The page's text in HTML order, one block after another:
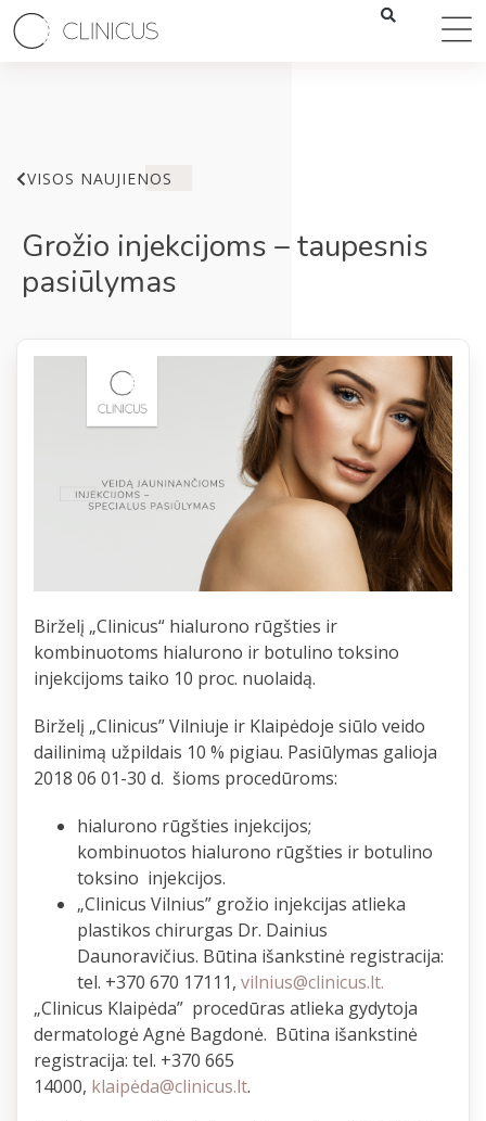
VISOS NAUJIENOS
Grožio injekcijoms – taupesnis
pasiūlymas
Birželį „Clinicus“ hialurono rūgšties ir
kombinuotoms hialurono ir botulino toksino
injekcijoms taiko 10 proc. nuolaidą.
Birželį „Clinicus” Vilniuje ir Klaipėdoje siūlo veido
dailinimą užpildais 10 % pigiau. Pasiūlymas galioja
2018 06 01-30 d. šioms procedūroms:
hialurono rūgšties injekcijos;
kombinuotos hialurono rūgšties ir botulino
toksino injekcijos.
„Clinicus Vilnius” grožio injekcijas atlieka
plastikos chirurgas Dr. Dainius
Daunoravičius. Būtina išankstinė registracija:
tel. +370 670 17111, vilnius@clinicus.lt.
„Clinicus Klaipėda” procedūras atlieka gydytoja
dermatologė Agnė Bagdonė. Būtina išankstinė
registracija: tel. +370 665
14000, klaipėda@clinicus.lt.